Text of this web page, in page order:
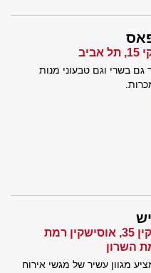
גם בשרי וגם טבעוני מנות
אוסישקין 35, אוסישקין רמת
השרון
מגוון עשיר של מגשי אירוח